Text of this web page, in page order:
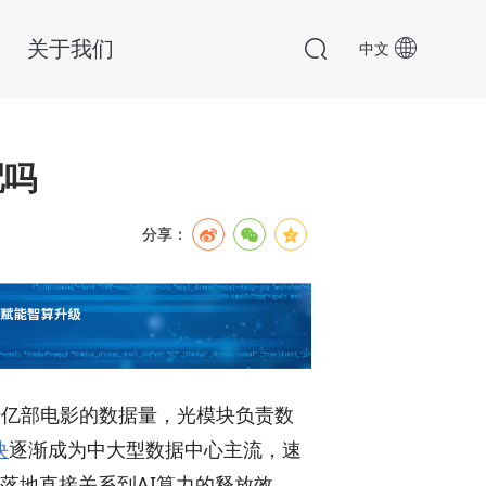
关于我们 中文
分享：
部电影的数据量，光模块负责数
逐渐成为中大型数据中心主流，速